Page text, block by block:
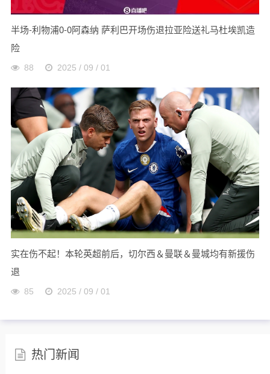
半场-利物浦0-0阿森纳 萨利巴开场伤退拉亚险送礼马杜埃凯造
险
88 2025 / 09 / 01
实在伤不起！本轮英超前后，切尔西＆曼联＆曼城均有新援伤
退
85 2025 / 09 / 01
热门新闻